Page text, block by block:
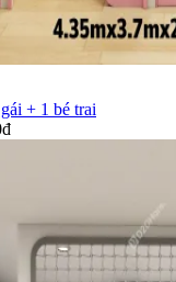
+ 1 bé trai